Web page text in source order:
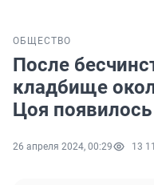
ОБЩЕСТВО
После
кладбище
Цоя
26 апреля 2024, 00:29 13